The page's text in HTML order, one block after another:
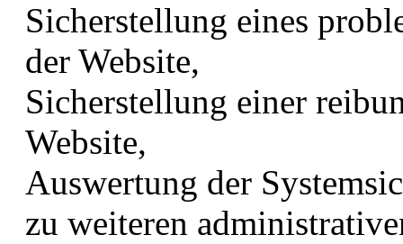
Sicherstellung eines
der Website,
Sicherstellung einer
Website,
Auswertung der
zu weiteren